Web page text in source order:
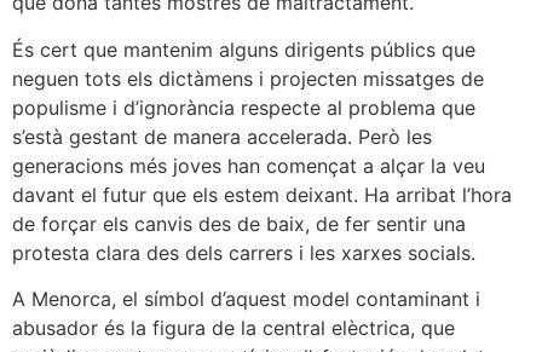
És cert que mantenim alguns dirigents públics que
neguen tots els dictàmens i projecten missatges de
populisme i d’ignorància respecte al problema que
s’està gestant de manera accelerada. Però les
generacions més joves han començat a alçar la veu
davant el futur que els estem deixant. Ha arribat l’hora
de forçar els canvis des de baix, de fer sentir una
protesta clara des dels carrers i les xarxes socials.
A Menorca, el símbol d’aquest model contaminant i
abusador és la figura de la central elèctrica, que